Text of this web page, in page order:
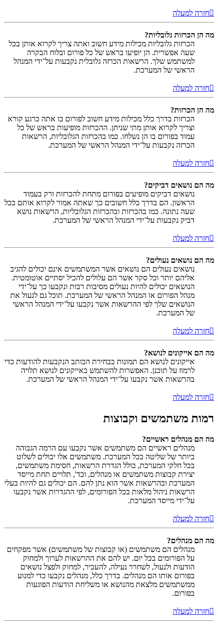
חזרה למעלה
מה הן הכרזות גלובליות?
הכרזות גלובליות מכילות מידע חשוב ואתה צריך לקרוא אותן בכל
שעה אפשרית. הן יופיעו בראש של כל פורום ובלוח הבקרה
למשתמש שלך. הרשאות הכרזה גלובלית נקבעות על־ידי המנהל
הראשי של המערכת.
חזרה למעלה
מה הן הכרזות?
הכרזות בדרך כלל מכילות מידע חשוב לפורום בו אתה כרגע קורא
וצריך לקרוא אותן מתי שניתן. ההכרזות מופיעות בראש של כל
עמוד בפורום בו הן נשלחו. כמו בהכרזות הגלובליות, הרשאות
הכרזה נקבעות על־ידי המנהל הראשי של המערכת.
חזרה למעלה
מה הם נושאים דביקים?
נושאים דביקים מופיעים בפורום מתחת להכרזות ורק בעמוד
הראשון. הם בדרך כלל חשובים כך שאתה אמור לקרוא אותם בכל
שעה נתונה. כמו בהכרזות ובהכרזות הגלובליות, הרשאות נושא
דביק נקבעות על־ידי המנהל הראשי של המערכת.
חזרה למעלה
מה הם נושאים נעולים?
נושאים נעולים הם נושאים אשר המשתמשים אינם יכולים להגיב
אליהם יותר וכל סקר אשר הם עלולים להכיל יסתיים אוטומטית.
הנושאים יכולים להיות נעולים מסיבות רבות ונקבעו כך על־ידי
מנהל הפורום או המנהל הראשי של המערכת. תוכל גם לנעול את
הנושאים שלך לפי ההרשאות אשר נקבעו על־ידי המנהל הראשי
של המערכת.
חזרה למעלה
מה הם אייקונים לנושא?
אייקונים לנושא הם תמונות בבחירת הכותב הנקבעות להודעות כדי
לרמוז על תוכנן. האפשרות להשתמש באייקונים לנושא תלויה
בהרשאות אשר נקבעו על־ידי המנהל הראשי של המערכת.
חזרה למעלה
רמות משתמשים וקבוצות
מה הם מנהלים ראשיים?
מנהלים ראשיים הם משתמשים אשר נקבעו עם הרמה הגבוהה
ביותר של שליטה בכל המערכת. משתמשים אלו יכולים לשלוט
בכל חלקי המערכת, כולל הגדרת הרשאות, חסימת משתמשים,
יצירת קבוצות משתמשים או מנהלים, וכד', תלויים תחת מייסד
המערכת ובהרשאות אשר הוא נתן להם. הם יכולים גם להיות בעלי
הרשאות ניהול מלאות בכל הפורומים, לפי ההגדרות אשר נקבעו
על־ידי מייסד המערכת.
חזרה למעלה
מה הם מנהלים?
מנהלים הם משתמשים (או קבוצות של משתמשים) אשר מפקחים
על הפורומים בכל יום. יש להם את ההרשאות לערוך ולמחוק
הודעות ולנעול, לשחרר נעילה, להעביר, למחוק ולפצל נושאים
בפורום אותו הם מנהלים. בדרך כלל, מנהלים נקבעו כדי למנוע
ממשתמשים מלצאת מהנושא או משליחת הודעות הפוגעות
בפורום.
חזרה למעלה